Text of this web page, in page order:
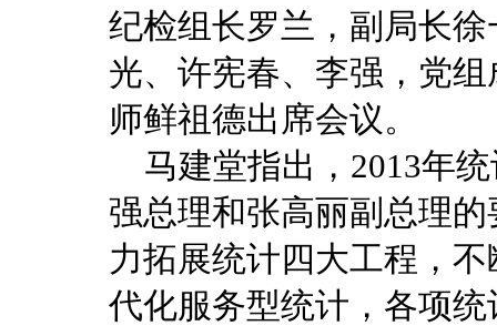
纪检组长罗兰，副局长
光、许宪春、李强，党
师鲜祖德出席会议。
马建堂指出，2013年
强总理和张高丽副总理
力拓展统计四大工程，
代化服务型统计，各项